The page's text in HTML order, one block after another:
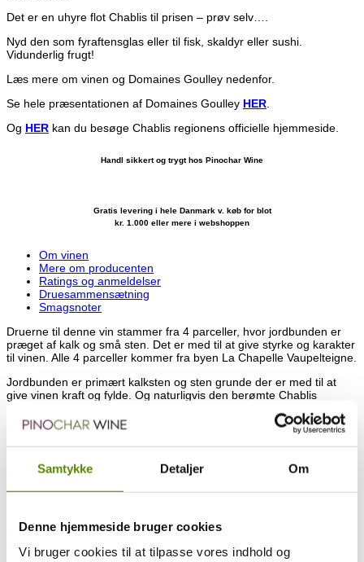
Samtykke Detaljer Om
Denne hjemmeside bruger cookies
Vi bruger cookies til at tilpasse vores indhold og
Det er en uhyre flot Chablis til prisen – prøv selv….
Nyd den som fyraftensglas eller til fisk, skaldyr eller sushi.
Vidunderlig frugt!
Læs mere om vinen og Domaines Goulley nedenfor.
Se hele præsentationen af Domaines Goulley HER
Og HER kan du besøge Chablis regionens officielle hjemmeside.
Handl sikkert og trygt hos Pinochar Wine
Gratis levering i hele Danmark v. køb for blot
kr. 1.000 eller mere i webshoppen
Om vinen
Mere om producenten
Ratings og anmeldelser
Druesammensætning
Smagsnoter
Druerne til denne vin stammer fra 4 parceller, hvor jordbunden er
præget af kalk og små sten. Det er med til at give styrke og karakter
til vinen. Alle 4 parceller kommer fra byen La Chapelle Vaupelteigne.
Jordbunden er primært kalksten og sten grunde der er med til at
give vinen kraft og fylde. Og naturligvis den berømte Chablis
Vinificeret 9 måneder i ståltanke, der giver vinen friskhed og
rankhed.
Alkohol: 12,5 %.
Beliggende lige udenfor Chablis finder vi La Chapelle-Vaupelteigne,
består faktisk af to Domaines under samme tag. Domaine Jean
Goulley et Fils samt Domaine Philippe Goulley er de to Domainer
der tilsammen udgør Domaines Goulley.